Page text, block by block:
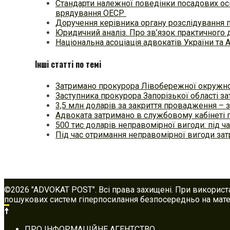
Стандарти належної поведінки посадових
врядування ОЕСР
Доручення керівника органу
Юридичний аналіз. Про зв’язок
Національна асоціація адвокатів України
Інші статті по темі
Затримано прокурора Лівобережної
Заступника прокурора Запорізької області
3,5 млн доларів за закриття провадження –
Адвоката затримано в службовому кабінеті
500 тис доларів неправомірної вигоди: під
Під час отримання неправомірної вигоди
©2026 "ADVOKAT POST". Всі права захищені. При
пошукових систем гіперпосилання безпосередньо на
Footer